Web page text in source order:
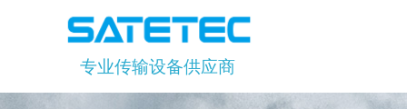
专业传输设备供应商